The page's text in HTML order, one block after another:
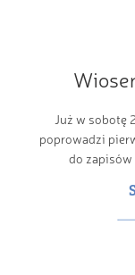
Już w sobotę
poprowadzi
do zapisów